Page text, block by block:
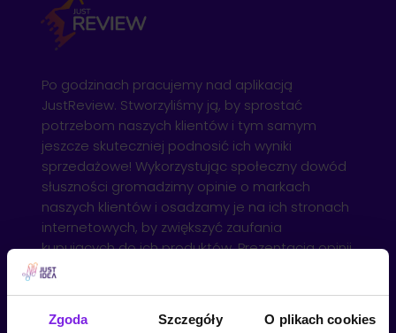
Zgoda Szczegóły O plikach cookies
Po godzinach pracujemy nad aplikacją
JustReview. Stworzyliśmy ją, by sprostać
potrzebom naszych klientów i tym samym
jeszcze skuteczniej podnosić ich wyniki
sprzedażowe! Wykorzystując społeczny dowód
słuszności gromadzimy opinie o markach
naszych klientów i osadzamy je na ich stronach
internetowych, by zwiększyć zaufania
kupujących do ich produktów. Prezentacja opinii
z Google, Facebook, Allegro, Ebay czy Amazon